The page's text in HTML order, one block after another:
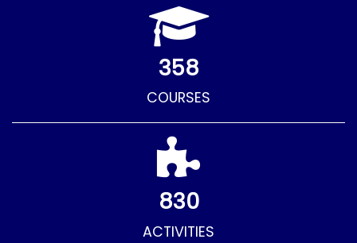
358
COURSES
830
ACTIVITIES